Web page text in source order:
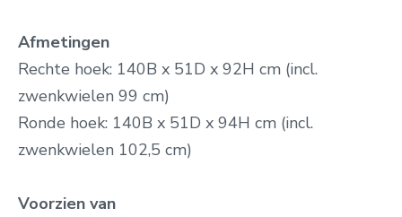
Afmetingen
Rechte hoek: 140B x 51D x 92H cm (incl.
zwenkwielen 99 cm)
Ronde hoek: 140B x 51D x 94H cm (incl.
zwenkwielen 102,5 cm)
Voorzien van